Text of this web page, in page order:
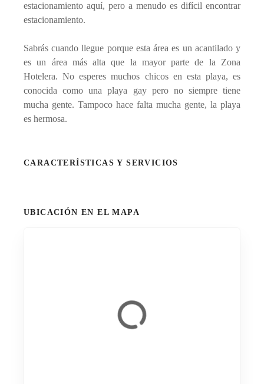
estacionamiento aquí, pero a menudo es difícil encontrar
estacionamiento.
Sabrás cuando llegue porque esta área es un acantilado y
es un área más alta que la mayor parte de la Zona
Hotelera. No esperes muchos chicos en esta playa, es
conocida como una playa gay pero no siempre tiene
mucha gente. Tampoco hace falta mucha gente, la playa
es hermosa.
CARACTERÍSTICAS Y SERVICIOS
UBICACIÓN EN EL MAPA